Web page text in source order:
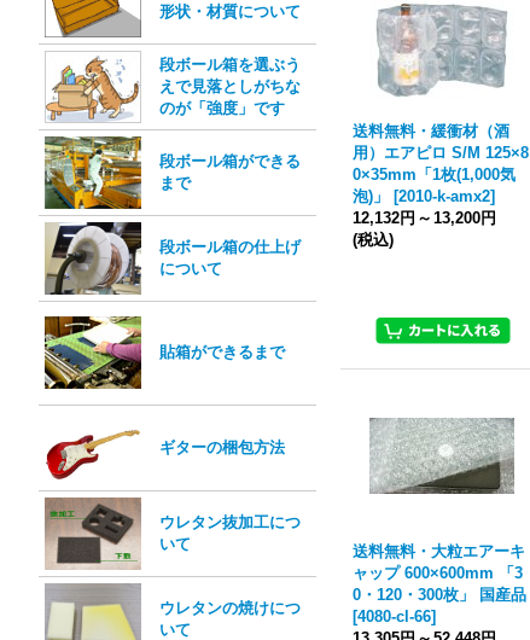
形状・材質について
段ボール箱を選ぶう
えで見落としがちな
のが「強度」です
段ボール箱ができる
まで
段ボール箱の仕上げ
について
貼箱ができるまで
ギターの梱包方法
ウレタン抜加工につ
いて
ウレタンの焼けにつ
いて
送料無料・緩衝材（酒
用）エアピロ S/M 125×8
0×35mm「1枚(1,000気
泡)」
[2010-k-amx2]
12,132円 ～ 13,200円
(税込)
送料無料・大粒エアーキ
ャップ 600×600mm 「3
0・120・300枚」 国産品
[4080-cl-66]